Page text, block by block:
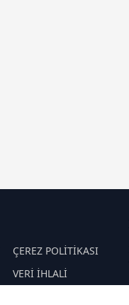
ÇEREZ POLİTİKASI
VERİ İHLALİ